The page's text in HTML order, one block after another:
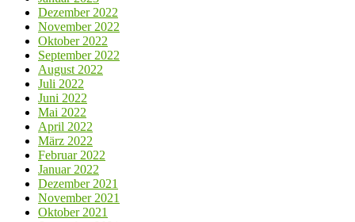
Dezember 2022
November 2022
Oktober 2022
September 2022
August 2022
Juli 2022
Juni 2022
Mai 2022
April 2022
März 2022
Februar 2022
Januar 2022
Dezember 2021
November 2021
Oktober 2021